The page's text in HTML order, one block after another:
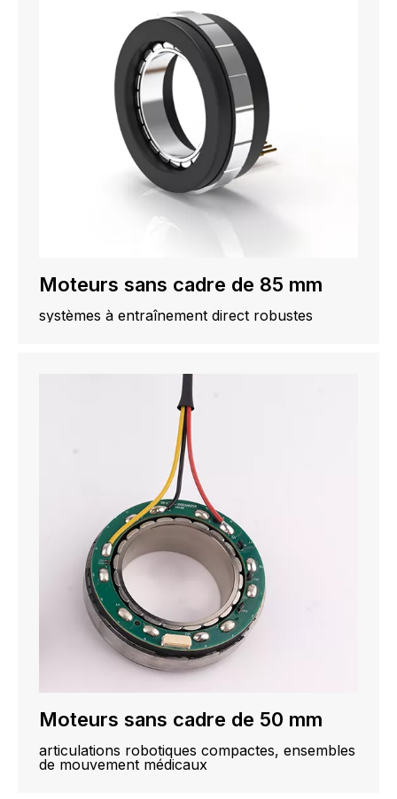
Moteurs sans cadre de 85 mm
systèmes à entraînement direct robustes
Moteurs sans cadre de 50 mm
articulations robotiques compactes, ensembles
de mouvement médicaux